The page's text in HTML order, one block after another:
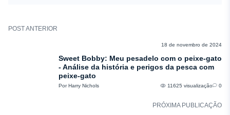
POST ANTERIOR
18 de novembro de 2024
Sweet Bobby: Meu pesadelo com o peixe-gato
- Análise da história e perigos da pesca com
peixe-gato
Por Harry Nichols 11625 visualização 0
PRÓXIMA PUBLICAÇÃO